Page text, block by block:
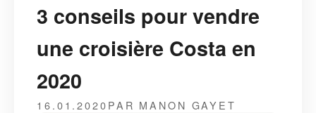
3 conseils pour vendre
une croisière Costa en
2020
16.01.2020PAR MANON GAYET